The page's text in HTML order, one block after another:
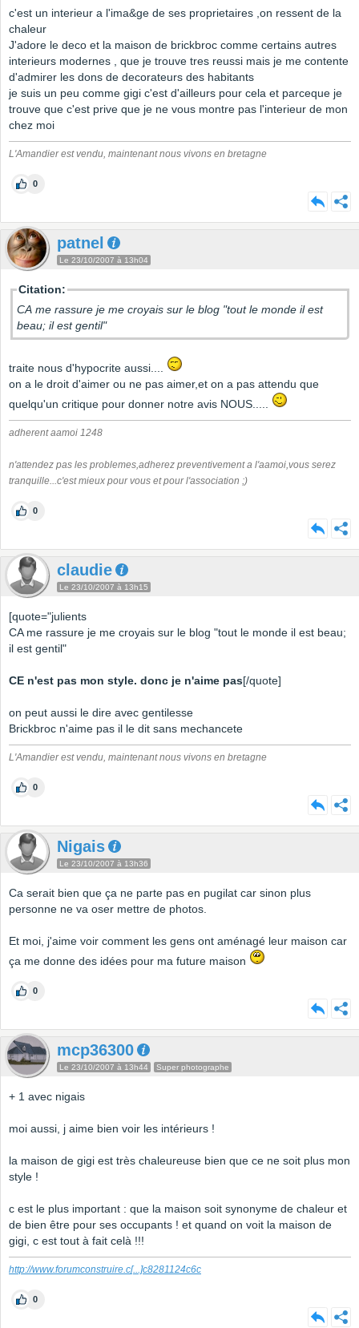
c'est un interieur a l'ima&ge de ses proprietaires ,on ressent de la
chaleur
J'adore le deco et la maison de brickbroc comme certains autres
interieurs modernes , que je trouve tres reussi mais je me contente
d'admirer les dons de decorateurs des habitants
je suis un peu comme gigi c'est d'ailleurs pour cela et parceque je
trouve que c'est prive que je ne vous montre pas l'interieur de mon
chez moi
L'Amandier est vendu, maintenant nous vivons en bretagne
0
patnel
Le 23/10/2007 à 13h04
Citation:
CA me rassure je me croyais sur le blog "tout le monde il est
beau; il est gentil"
traite nous d'hypocrite aussi....
on a le droit d'aimer ou ne pas aimer,et on a pas attendu que
quelqu'un critique pour donner notre avis NOUS.....
adherent aamoi 1248
n'attendez pas les problemes,adherez preventivement a l'aamoi,vous serez
tranquille...c'est mieux pour vous et pour l'association ;)
0
claudie
Le 23/10/2007 à 13h15
[quote="julients
CA me rassure je me croyais sur le blog "tout le monde il est beau;
il est gentil"
CE n'est pas mon style. donc je n'aime pas[/quote]
on peut aussi le dire avec gentilesse
Brickbroc n'aime pas il le dit sans mechancete
L'Amandier est vendu, maintenant nous vivons en bretagne
0
Nigais
Le 23/10/2007 à 13h36
Ca serait bien que ça ne parte pas en pugilat car sinon plus
personne ne va oser mettre de photos.
Et moi, j'aime voir comment les gens ont aménagé leur maison car
ça me donne des idées pour ma future maison
0
mcp36300
Le 23/10/2007 à 13h44 Super photographe
+ 1 avec nigais
moi aussi, j aime bien voir les intérieurs !
la maison de gigi est très chaleureuse bien que ce ne soit plus mon
style !
c est le plus important : que la maison soit synonyme de chaleur et
de bien être pour ses occupants ! et quand on voit la maison de
gigi, c est tout à fait celà !!!
http://www.forumconstruire.c[...]c8281124c6c
0